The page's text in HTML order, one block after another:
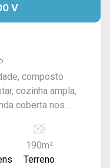
V
composto
cozinha ampla,
coberta nos
possui
os
190m²
Terreno